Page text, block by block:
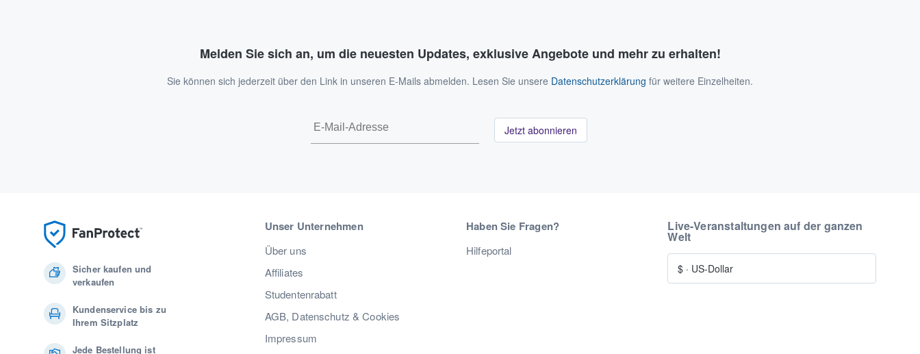
Melden Sie sich an, um die neuesten Updates, exklusive Angebote und mehr zu erhalten!
Sie können sich jederzeit über den Link in unseren E-Mails abmelden. Lesen Sie unsere Datenschutzerklärung für weitere Einzelheiten.
Jetzt abonnieren
Sicher kaufen und
verkaufen
Kundenservice bis zu
Ihrem Sitzplatz
Jede Bestellung ist
Unser Unternehmen
Über uns
Affiliates
Studentenrabatt
AGB, Datenschutz & Cookies
Impressum
Haben Sie Fragen?
Hilfeportal
Live-Veranstaltungen auf der ganzen
Welt
$ · US-Dollar